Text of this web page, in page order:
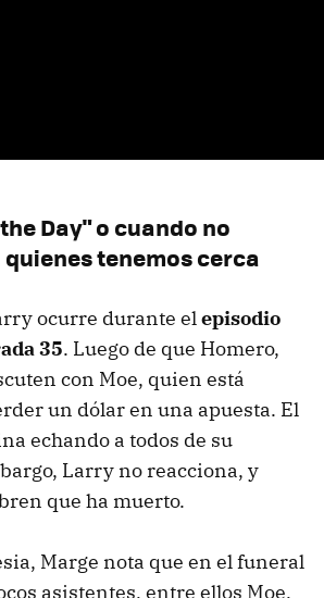
Day" o cuando no
tenemos cerca
ocurre durante elepisodio
35. Luego de que Homero,
con Moe, quien está
un dólar en una apuesta. El
echando a todos de su
Larry no reacciona, y
que ha muerto.
Marge nota que en el funeral
asistentes, entre ellos Moe,